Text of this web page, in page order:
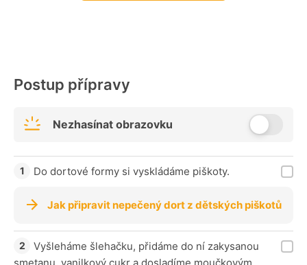
Postup přípravy
Nezhasínat obrazovku
Do dortové formy si vyskládáme piškoty.
Jak připravit nepečený dort z dětských piškotů
Vyšleháme šlehačku, přidáme do ní zakysanou